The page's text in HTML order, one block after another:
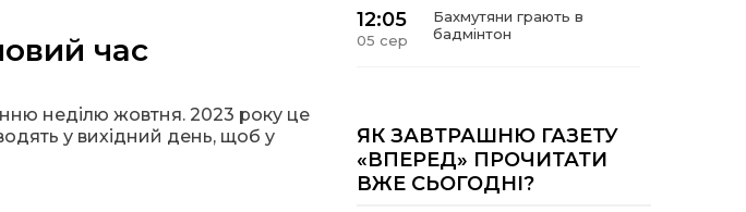
час
неділю жовтня. 2023 року це
у вихідний день, щоб у
12:05
05 сер
Бахмутяни грають в
бадмінтон
людина року – 2026» у
номінація «Творці змін та
можливостей»
Владислав Воробйов
ЯК ЗАВТРАШНЮ ГАЗЕТУ
«ВПЕРЕД» ПРОЧИТАТИ
ВЖЕ СЬОГОДНІ?